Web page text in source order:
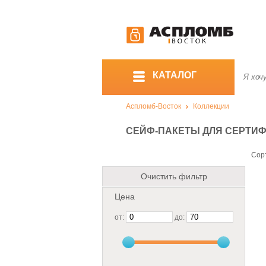
КАТАЛОГ
Аспломб-Восток Коллекции
СЕЙФ-ПАКЕТЫ ДЛЯ
Очистить фильтр
Цена
от: до: